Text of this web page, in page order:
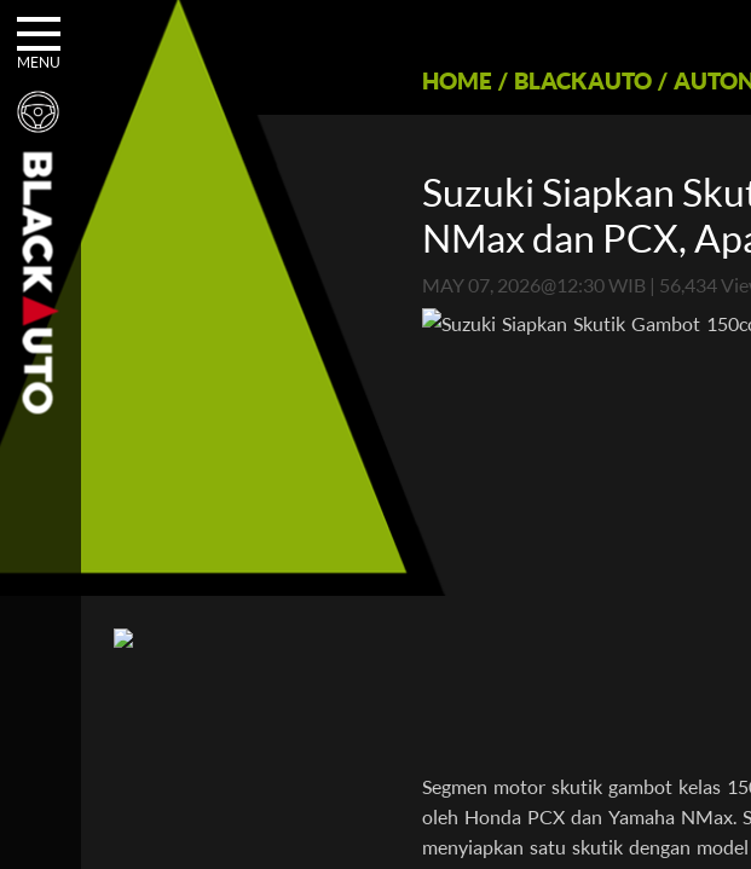
MENU
HOME / BLACKAUTO /
Suzuki Siapkan
NMax dan PCX,
MAY 07, 2026@12:30 WIB | 56,434
Segmen motor skutik gambot kelas
oleh Honda PCX dan Yamaha NMax.
menyiapkan satu skutik dengan